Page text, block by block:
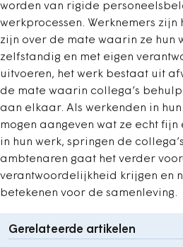
worden van rigide
werkprocessen. Werknemers zijn
zijn over de mate waarin ze hun
zelfstandig en met eigen
uitvoeren, het werk bestaat uit
de mate waarin collega’s
aan elkaar. Als werkenden in
mogen aangeven wat ze echt
in hun werk, springen de
ambtenaren gaat het verder
verantwoordelijkheid krijgen en
betekenen voor de samenleving.
Gerelateerde artikelen